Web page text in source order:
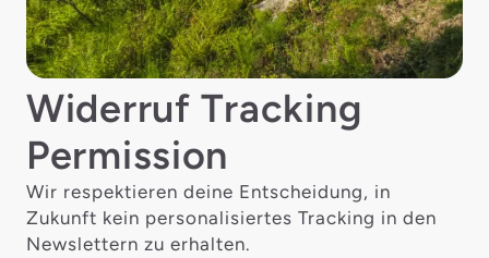
Widerruf Tracking
Permission
Wir respektieren deine Entscheidung, in
Zukunft kein personalisiertes Tracking in den
Newslettern zu erhalten.